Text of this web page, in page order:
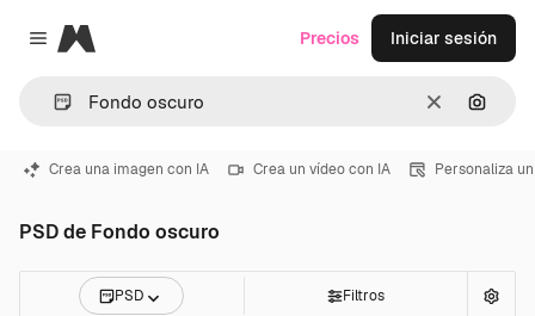
Close menu
Magnific
Borrar
Precios Iniciar sesión
Crea una imagen con IA Crea un vídeo con IA Personaliza
PSD de Fondo oscuro
PSD Filtros